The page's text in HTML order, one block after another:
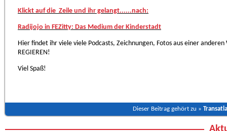
Klickt auf die Zeile und ihr gelangt......nach:
Radijojo in FEZitty: Das Medium der Kinderstadt
Hier findet ihr viele viele Podcasts, Zeichnungen, Fotos aus einer
REGIEREN!
Viel Spaß!
Dieser Beitrag gehört zu »